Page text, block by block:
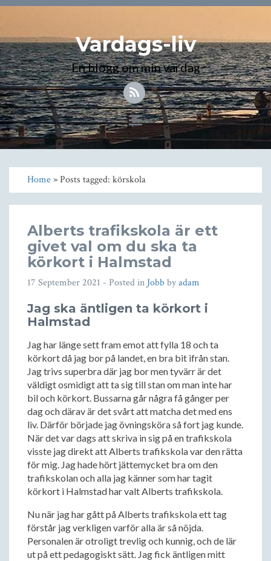
Vardags-liv
En blogg om min vardag
Toggle
navigation
Home» Posts tagged: körskola
Alberts trafikskola är ett
givet val om du ska ta
körkort i Halmstad
17 September 2021 - Posted in Jobbbyadam
Jag ska äntligen ta körkort i
Halmstad
Jag har länge sett fram emot att fylla 18 och ta
körkort då jag bor på landet, en bra bit ifrån stan.
Jag trivs superbra där jag bor men tyvärr är det
väldigt osmidigt att ta sig till stan om man inte har
bil och körkort. Bussarna går några få gånger per
dag och därav är det svårt att matcha det med ens
liv. Därför började jag övningsköra så fort jag kunde.
När det var dags att skriva in sig på en trafikskola
visste jag direkt att Alberts trafikskola var den rätta
för mig. Jag hade hört jättemycket bra om den
trafikskolan och alla jag känner som har tagit
körkort i Halmstad har valt Alberts trafikskola.
Nu när jag har gått på Alberts trafikskola ett tag
förstår jag verkligen varför alla är så nöjda.
Personalen är otroligt trevlig och kunnig, och de lär
ut på ett pedagogiskt sätt. Jag fick äntligen mitt